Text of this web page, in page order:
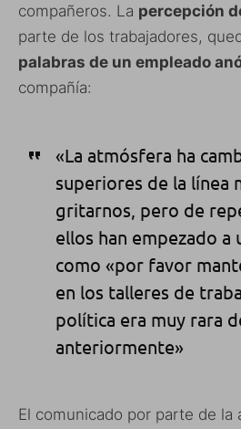
compañeros. La percepción
parte de los trabajadores,
palabras de un empleado
compañía:
«La atmósfera ha
superiores de la línea
gritarnos, pero de
ellos han empezado a
como «por favor
en los talleres de
política era muy rara
anteriormente»
El comunicado por parte de la